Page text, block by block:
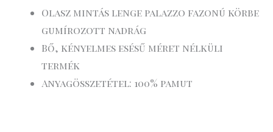
Olasz mintás lenge palazzo fazonú körbe
gumírozott nadrág
Bő, kényelmes esésű méret nélküli
termék
Anyagösszetétel: 100% pamut